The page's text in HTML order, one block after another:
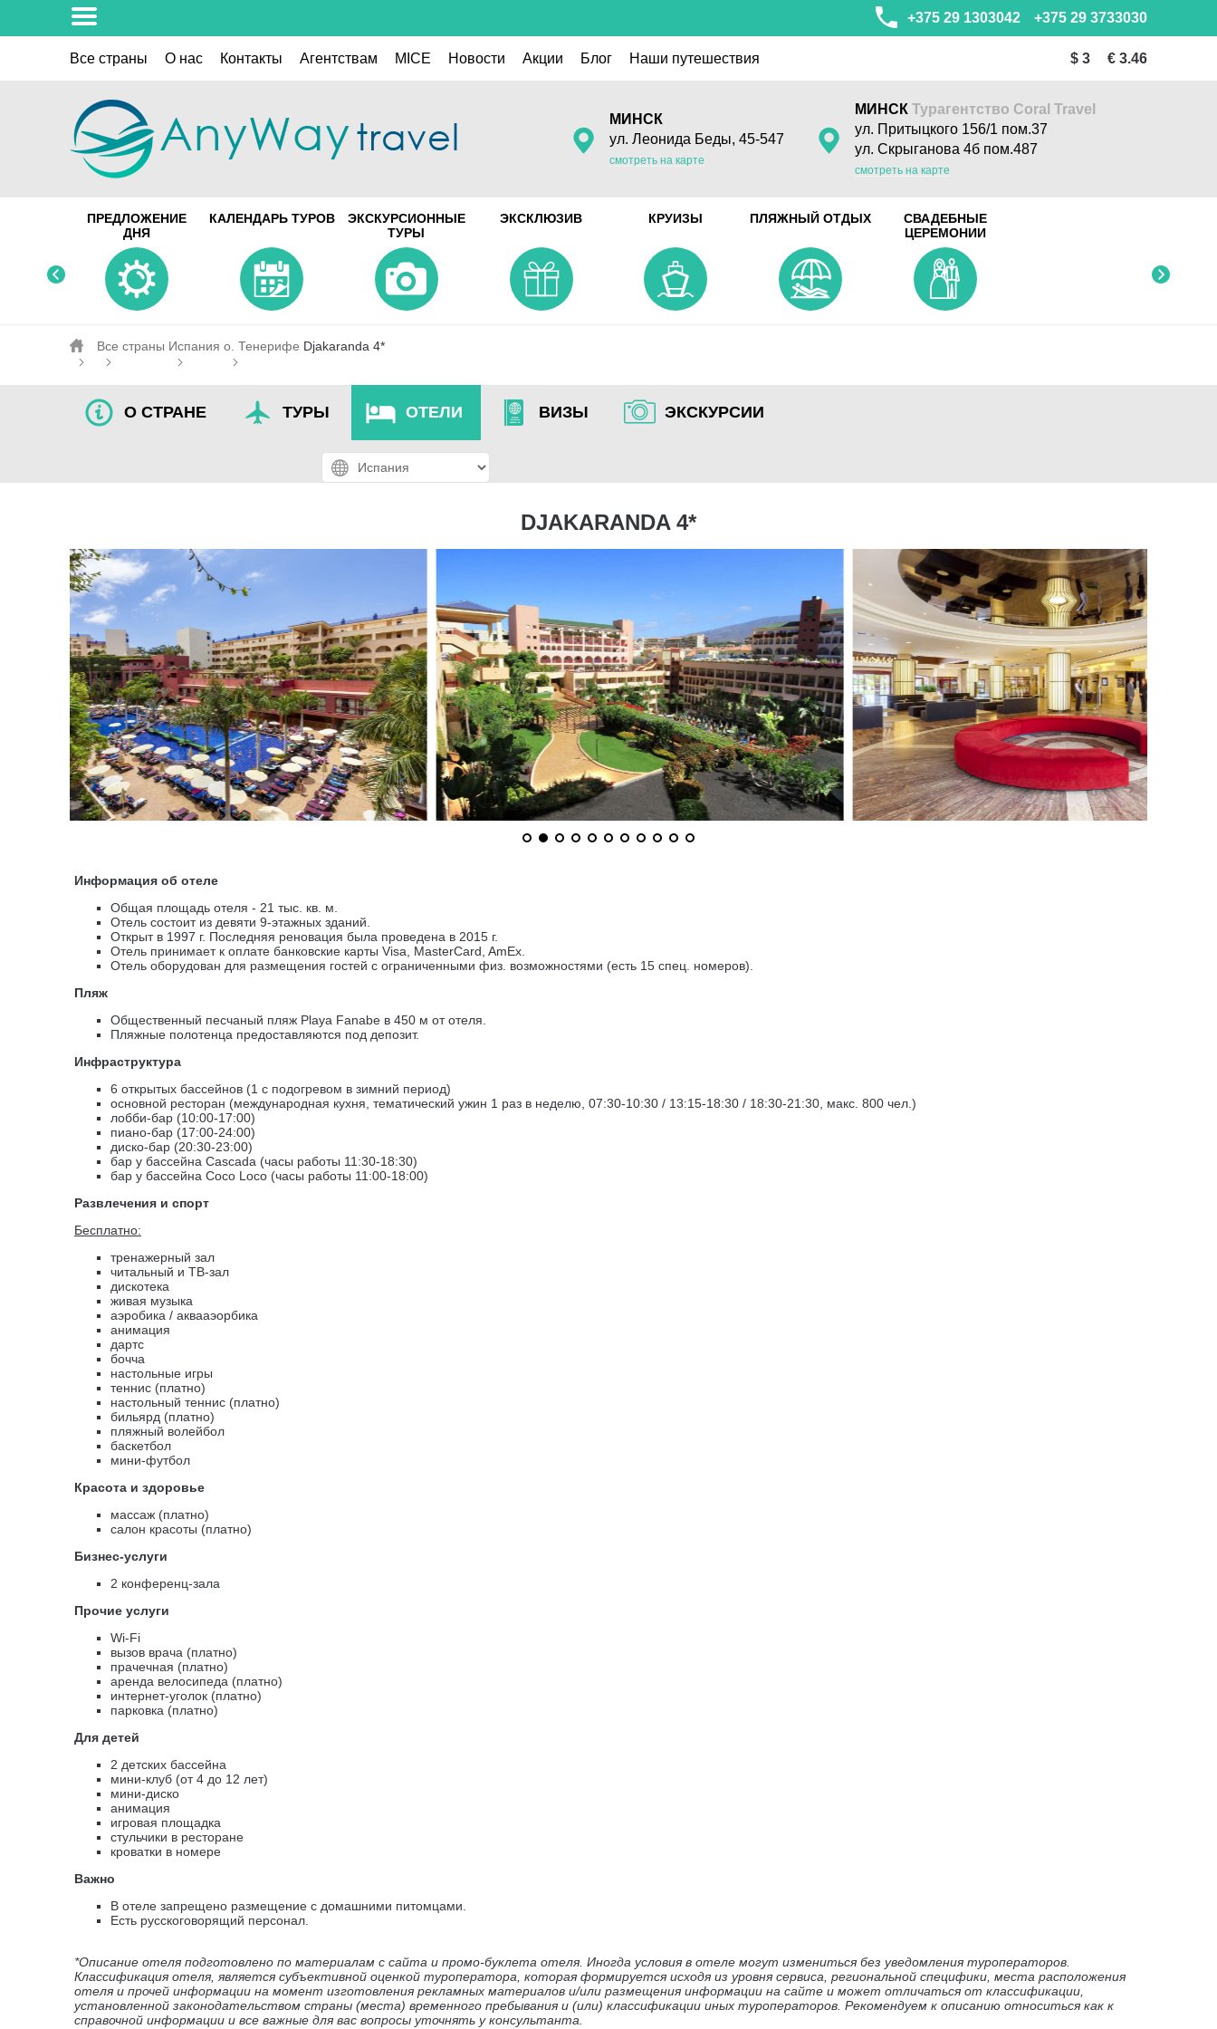
+375 29 3733030
+375 29 1303042
Все страны О нас Контакты Aгентствам MICE Новости Акции Блог Наши путешествия $ 3 € 3.46
МИНСК
ул. Леонида Беды, 45-547
смотреть на карте
МИНСК Турагентство Coral Travel
ул. Притыцкого 156/1 пом.37
ул. Скрыганова 4б пом.487
смотреть на карте
ПРЕДЛОЖЕНИЕ
ДНЯ
КАЛЕНДАРЬ ТУРОВ
ЭКСКУРСИОННЫЕ
ТУРЫ
ЭКСКЛЮЗИВ КРУИЗЫ ПЛЯЖНЫЙ ОТДЫХ
СВАДЕБНЫЕ
ЦЕРЕМОНИИ
Все страны Испания о. Тенерифе Djakaranda 4*
О СТРАНЕ ТУРЫ ОТЕЛИ ВИЗЫ ЭКСКУРСИИ
DJAKARANDA 4*
Информация об отеле
Общая площадь отеля - 21 тыс. кв. м.
Отель состоит из девяти 9-этажных зданий.
Открыт в 1997 г. Последняя реновация была проведена в 2015 г.
Отель принимает к оплате банковские карты Visa, MasterCard, AmEx.
Отель оборудован для размещения гостей с ограниченными физ. возможностями (есть 15 спец. номеров).
Пляж
Общественный песчаный пляж Playa Fanabe в 450 м от отеля.
Пляжные полотенца предоставляются под депозит.
Инфраструктура
6 открытых бассейнов (1 с подогревом в зимний период)
основной ресторан (международная кухня, тематический ужин 1 раз в неделю, 07:30-10:30 / 13:15-18:30 / 18:30-21:30, макс. 800 чел.)
лобби-бар (10:00-17:00)
пиано-бар (17:00-24:00)
диско-бар (20:30-23:00)
бар у бассейна Cascada (часы работы 11:30-18:30)
бар у бассейна Coco Loco (часы работы 11:00-18:00)
Развлечения и спорт
Бесплатно:
тренажерный зал
читальный и ТВ-зал
дискотека
живая музыка
аэробика / аквааэорбика
анимация
дартс
бочча
настольные игры
теннис (платно)
настольный теннис (платно)
бильярд (платно)
пляжный волейбол
баскетбол
мини-футбол
Красота и здоровье
массаж (платно)
салон красоты (платно)
Бизнес-услуги
2 конференц-зала
Прочие услуги
Wi-Fi
вызов врача (платно)
прачечная (платно)
аренда велосипеда (платно)
интернет-уголок (платно)
парковка (платно)
Для детей
2 детских бассейна
мини-клуб (от 4 до 12 лет)
мини-диско
анимация
игровая площадка
стульчики в ресторане
кроватки в номере
Важно
В отеле запрещено размещение с домашними питомцами.
Есть русскоговорящий персонал.
*Описание отеля подготовлено по материалам с сайта и промо-буклета отеля. Иногда условия в отеле могут измениться без уведомления туроператоров.
Классификация отеля, является субъективной оценкой туроператора, которая формируется исходя из уровня сервиса, региональной специфики, места расположения
отеля и прочей информации на момент изготовления рекламных материалов и/или размещения информации на сайте и может отличаться от классификации,
установленной законодательством страны (места) временного пребывания и (или) классификации иных туроператоров. Рекомендуем к описанию относиться как к
справочной информации и все важные для вас вопросы уточнять у консультанта.